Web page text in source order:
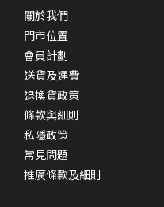
關於我們
門市位置
會員計劃
送貨及運費
退換貨政策
條款與細則
私隱政策
常見問題
推廣條款及細則